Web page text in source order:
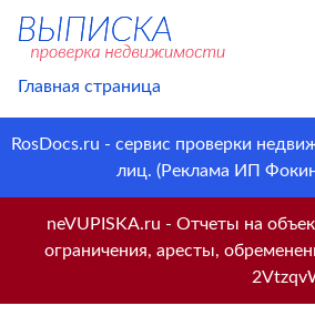
Главная страница
RosDocs.ru - сервис проверки
лиц. (Реклама ИП
neVUPISKA.ru - Отчеты на
ограничения, аресты,